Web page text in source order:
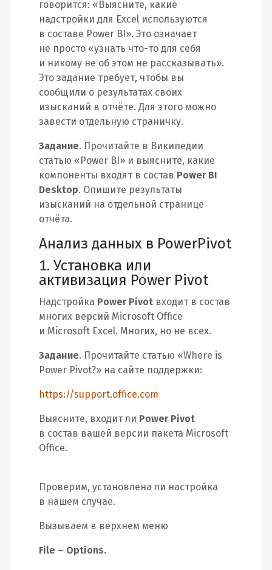
говорится: «Выясните, какие
надстройки для Excel используются
в составе Power BI». Это означает
не просто «узнать что-то для себя
и никому не об этом не рассказывать».
Это задание требует, чтобы вы
сообщили о результатах своих
изысканий в отчёте. Для этого можно
завести отдельную страничку.
Задание. Прочитайте в Википедии
статью «Power BI» и выясните, какие
компоненты входят в состав Power BI
Desktop. Опишите результаты
изысканий на отдельной странице
отчёта.
Анализ данных в PowerPivot
1. Установка или
активизация Power Pivot
Надстройка Power Pivot входит в состав
многих версий Microsoft Office
и Microsoft Excel. Многих, но не всех.
Задание. Прочитайте статью «Where is
Power Pivot?» на сайте поддержки:
https://support.office.com
Выясните, входит ли Power Pivot
в состав вашей версии пакета Microsoft
Office.
Проверим, установлена ли настройка
в нашем случае.
Вызываем в верхнем меню
File – Options.